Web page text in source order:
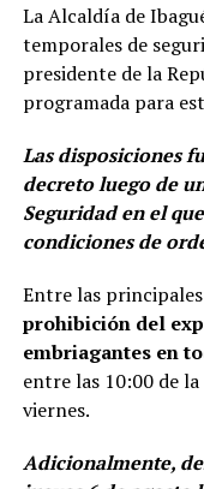
La Alcaldía de
temporales de
presidente de la
programada para
Las disposiciones
decreto luego de
Seguridad en el
condiciones de
Entre las
prohibición del
embriagantes en
entre las 10:00 de
viernes.
Adicionalmente,